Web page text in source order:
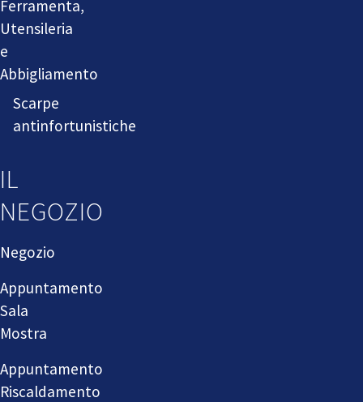
Ferramenta,
Utensileria
e
Abbigliamento
Scarpe
antinfortunistiche
IL
NEGOZIO
Negozio
Appuntamento
Sala
Mostra
Appuntamento
Riscaldamento